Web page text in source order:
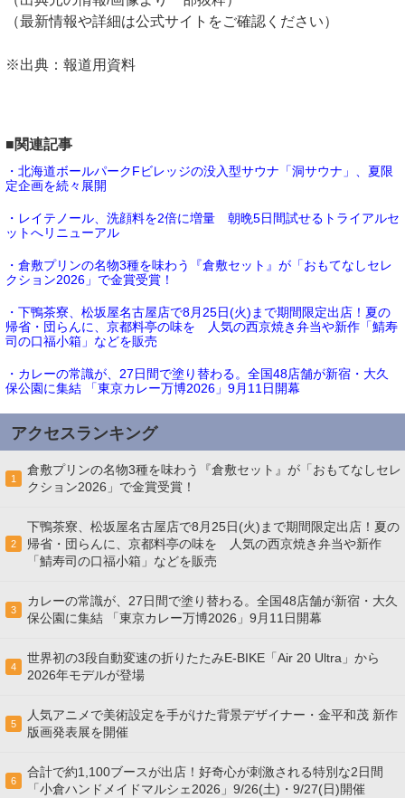
（最新情報や詳細は公式サイトをご確認ください）
※出典：報道用資料
■関連記事
・北海道ボールパークFビレッジの没入型サウナ「洞サウナ」、夏限
定企画を続々展開
・レイテノール、洗顔料を2倍に増量 朝晩5日間試せるトライアルセ
ットへリニューアル
・倉敷プリンの名物3種を味わう『倉敷セット』が「おもてなしセレ
クション2026」で金賞受賞！
・下鴨茶寮、松坂屋名古屋店で8月25日(火)まで期間限定出店！夏の
帰省・団らんに、京都料亭の味を 人気の西京焼き弁当や新作「鯖寿
司の口福小箱」などを販売
・カレーの常識が、27日間で塗り替わる。全国48店舗が新宿・大久
保公園に集結 「東京カレー万博2026」9月11日開幕
アクセスランキング
1
倉敷プリンの名物3種を味わう『倉敷セット』が「おもてなしセレ
クション2026」で金賞受賞！
2
下鴨茶寮、松坂屋名古屋店で8月25日(火)まで期間限定出店！夏の
帰省・団らんに、京都料亭の味を 人気の西京焼き弁当や新作
「鯖寿司の口福小箱」などを販売
3
カレーの常識が、27日間で塗り替わる。全国48店舗が新宿・大久
保公園に集結 「東京カレー万博2026」9月11日開幕
4
世界初の3段自動変速の折りたたみE-BIKE「Air 20 Ultra」から
2026年モデルが登場
5
人気アニメで美術設定を手がけた背景デザイナー・金平和茂 新作
版画発表展を開催
6
合計で約1,100ブースが出店！好奇心が刺激される特別な2日間
「小倉ハンドメイドマルシェ2026」9/26(土)・9/27(日)開催